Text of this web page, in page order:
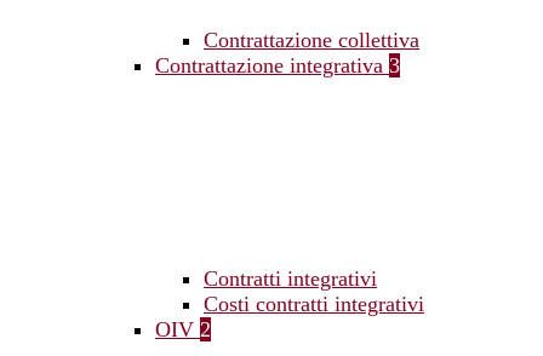
Contrattazione collettiva
Contrattazione integrativa 3
Contratti integrativi
Costi contratti integrativi
OIV 2